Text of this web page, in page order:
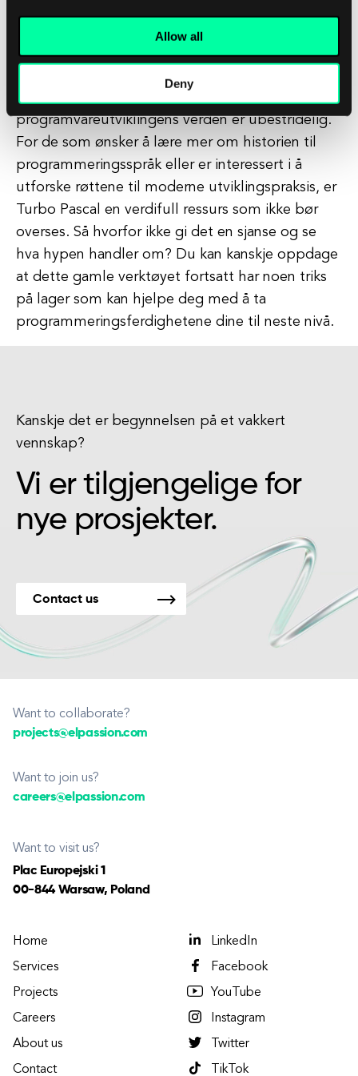
Allow all
Deny
programmeringsgrunnlag.
Avslutningsvis, Turbo Pascal kan være et
tilbakeblikk til fortiden, men dens innvirkning på
programvareutviklingens verden er ubestridelig.
For de som ønsker å lære mer om historien til
programmeringsspråk eller er interessert i å
utforske røttene til moderne utviklingspraksis, er
Turbo Pascal en verdifull ressurs som ikke bør
overses. Så hvorfor ikke gi det en sjanse og se
hva hypen handler om? Du kan kanskje oppdage
at dette gamle verktøyet fortsatt har noen triks
på lager som kan hjelpe deg med å ta
programmeringsferdighetene dine til neste nivå.
Kanskje det er begynnelsen på et vakkert
vennskap?
Vi er tilgjengelige for
nye prosjekter.
Contact us
Want to collaborate?
projects@elpassion.com
Want to join us?
careers@elpassion.com
Want to visit us?
Plac Europejski 1
00-844 Warsaw, Poland
Home
Services
Projects
Careers
About us
Contact
LinkedIn
Facebook
YouTube
Instagram
Twitter
TikTok